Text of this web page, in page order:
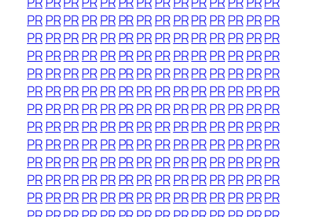
PRPRPRPRPR PRPRPRPRPRPRPR PRPR
PRPRPRPRPR PRPRPRPRPRPRPR PRPR
PRPRPRPRPR PRPRPRPRPRPRPR PRPR
PRPRPRPRPR PRPRPRPRPRPRPR PRPR
PRPRPRPRPR PRPRPRPRPRPRPR PRPR
PRPRPRPRPR PRPRPRPRPRPRPR PRPR
PRPRPRPRPR PRPRPRPRPRPRPR PRPR
PRPRPRPRPR PRPRPRPRPRPRPR PRPR
PRPRPRPRPR PRPRPRPRPRPRPR PRPR
PRPRPRPRPR PRPRPRPRPRPRPR PRPR
PRPRPRPRPR PRPRPRPRPRPRPR PRPR